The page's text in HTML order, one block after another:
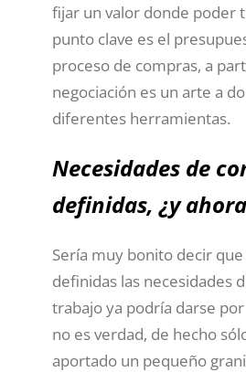
fijar un valor donde poder
punto clave es el
proceso de compras, a
negociación es un arte a
diferentes herramientas.
Necesidades de
definidas, ¿y
Sería muy bonito decir que
definidas las necesidades
trabajo ya podría darse
no es verdad, de hecho
aportado un pequeño